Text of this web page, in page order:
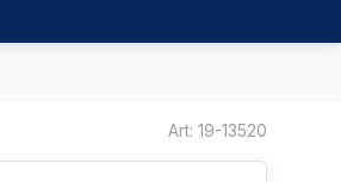
Art: 19-13520